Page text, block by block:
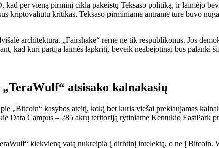
per vieną pirminį ciklą pakeistų Teksaso politiką, ir laimėjo
kriptovaliutų kritikas, Teksaso pirminiame antrame ture buvo
architektūra. „Fairshake“ rėmė ne tik respublikonus. Jos
kad kuri partija laimės lapkritį, beveik neabejotinai bus palanki
atsisako kalnakasių
„Bitcoin“ kasybos ateitį, kokį bet kuris viešai prekiaujamas
Campus – 285 akrų teritoriją rytiniame Kentukio EastPark
kiekvieną vatą nukreipia į dirbtinį intelektą, o ne į